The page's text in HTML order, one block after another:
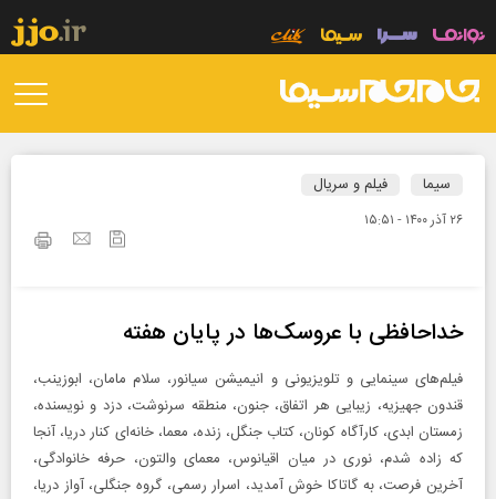
سیما فیلم و سریال
۲۶ آذر ۱۴۰۰ - ۱۵:۵۱
خداحافظی با عروسک‌ها در پایان هفته
فیلم‌های سینمایی و تلویزیونی و انیمیشن سیانور، سلام مامان، ابوزینب،
قندون جهیزیه، زیبایی هر اتفاق، جنون، منطقه سرنوشت، دزد و نویسنده،
زمستان ابدی، کارآگاه کونان، کتاب جنگل، زنده، معما، خانه‌ای کنار دریا، آنجا
که زاده شدم، نوری در میان اقیانوس، معمای والتون، حرفه خانوادگی،
آخرین فرصت، به گاتاکا خوش آمدید، اسرار رسمی، گروه جنگلی، آواز دریا،